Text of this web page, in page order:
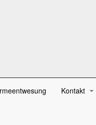
Kontakt